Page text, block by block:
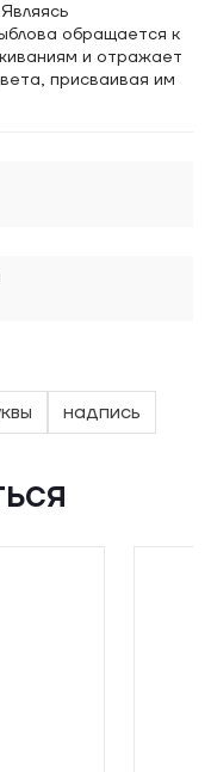
обращается к
и отражает
присваивая им
надпись